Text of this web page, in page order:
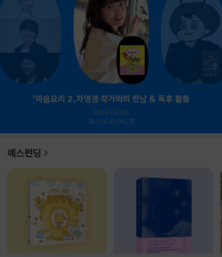
『마음요리 2』차영경 작가와의 만남 & 독후 활동
2026.09.05.
예스24 강서NC점
예스펀딩